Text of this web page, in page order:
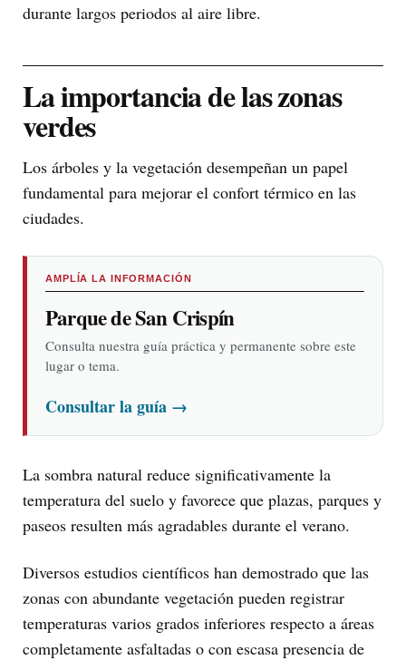
durante largos periodos al aire libre.
La importancia de las zonas
verdes
Los árboles y la vegetación desempeñan un papel
fundamental para mejorar el confort térmico en las
ciudades.
AMPLÍA LA INFORMACIÓN
Parque de San Crispín
Consulta nuestra guía práctica y permanente sobre este
lugar o tema.
Consultar la guía →
La sombra natural reduce significativamente la
temperatura del suelo y favorece que plazas, parques y
paseos resulten más agradables durante el verano.
Diversos estudios científicos han demostrado que las
zonas con abundante vegetación pueden registrar
temperaturas varios grados inferiores respecto a áreas
completamente asfaltadas o con escasa presencia de